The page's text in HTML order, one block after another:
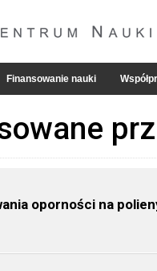
Finansowanie nauki
oporności na